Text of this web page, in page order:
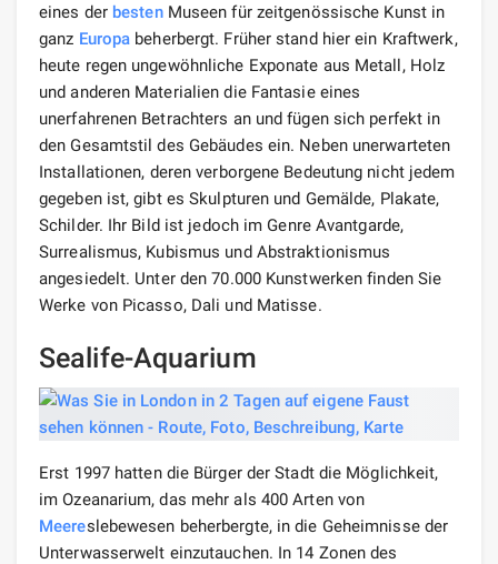
eines der bestenMuseen für zeitgenössische Kunst in
ganz Europa beherbergt. Früher stand hier ein Kraftwerk,
heute regen ungewöhnliche Exponate aus Metall, Holz
und anderen Materialien die Fantasie eines
unerfahrenen Betrachters an und fügen sich perfekt in
den Gesamtstil des Gebäudes ein. Neben unerwarteten
Installationen, deren verborgene Bedeutung nicht jedem
gegeben ist, gibt es Skulpturen und Gemälde, Plakate,
Schilder. Ihr Bild ist jedoch im Genre Avantgarde,
Surrealismus, Kubismus und Abstraktionismus
angesiedelt. Unter den 70.000 Kunstwerken finden Sie
Werke von Picasso, Dali und Matisse.
Sealife-Aquarium
Erst 1997 hatten die Bürger der Stadt die Möglichkeit,
im Ozeanarium, das mehr als 400 Arten von
Meereslebewesen beherbergte, in die Geheimnisse der
Unterwasserwelt einzutauchen. In 14 Zonen des